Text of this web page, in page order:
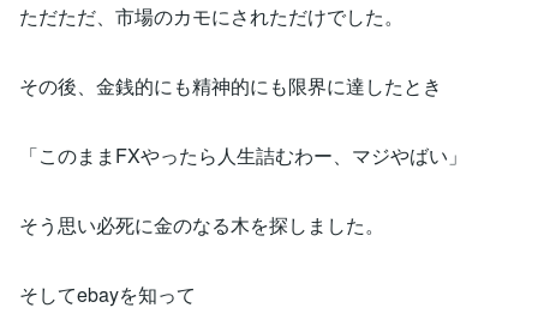
ただただ、市場のカモにされただけでした。
その後、金銭的にも精神的にも限界に達したとき
「このままFXやったら人生詰むわー、マジやばい」
そう思い必死に金のなる木を探しました。
そしてebayを知って